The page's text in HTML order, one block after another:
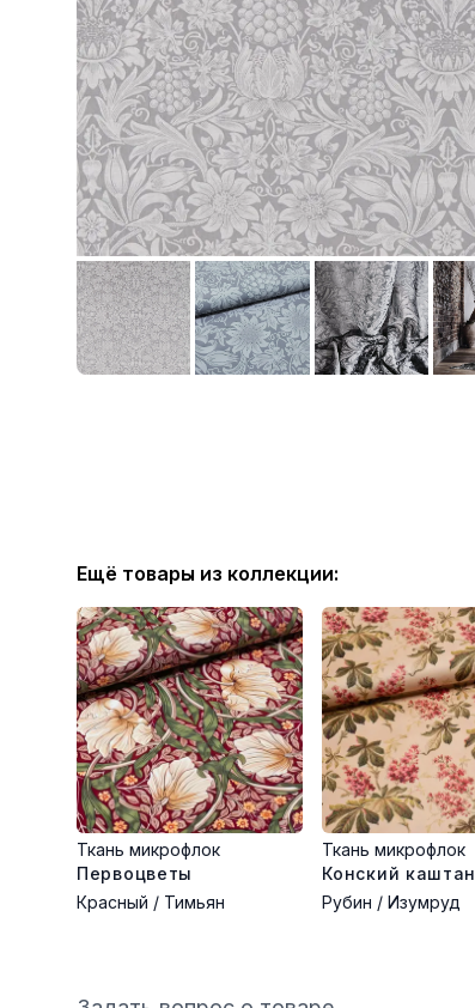
Ещё товары из коллекции:
Ткань микрофлок
Первоцветы
Красный / Тимьян
Ткань микрофлок
Конский каштан
Рубин / Изумруд